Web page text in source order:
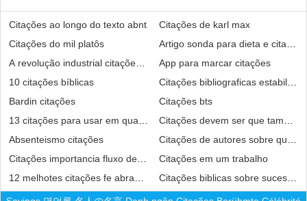
Citações ao longo do texto abnt
Citações do mil platôs
A revolução industrial citações de autores
10 citações bíblicas
Bardin citações
13 citações para usar em qualquer tema
Absenteismo citações
Citações importancia fluxo de caixa
12 melhotes citações fe abraham-hicks
Citações de karl max
Artigo sonda para dieta e citações
App para marcar citações
Citações bibliograficas
Citações bts
Citações devem ser que tamanho
Citações de autores sobre
Citações em um trabalho
Citações biblicas sobre sucessão